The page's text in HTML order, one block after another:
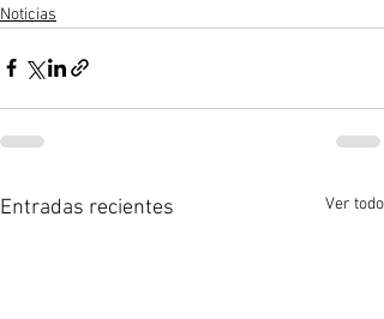
Noticias
Entradas recientes Ver todo